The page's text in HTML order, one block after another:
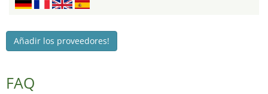
Añadir los proveedores!
FAQ